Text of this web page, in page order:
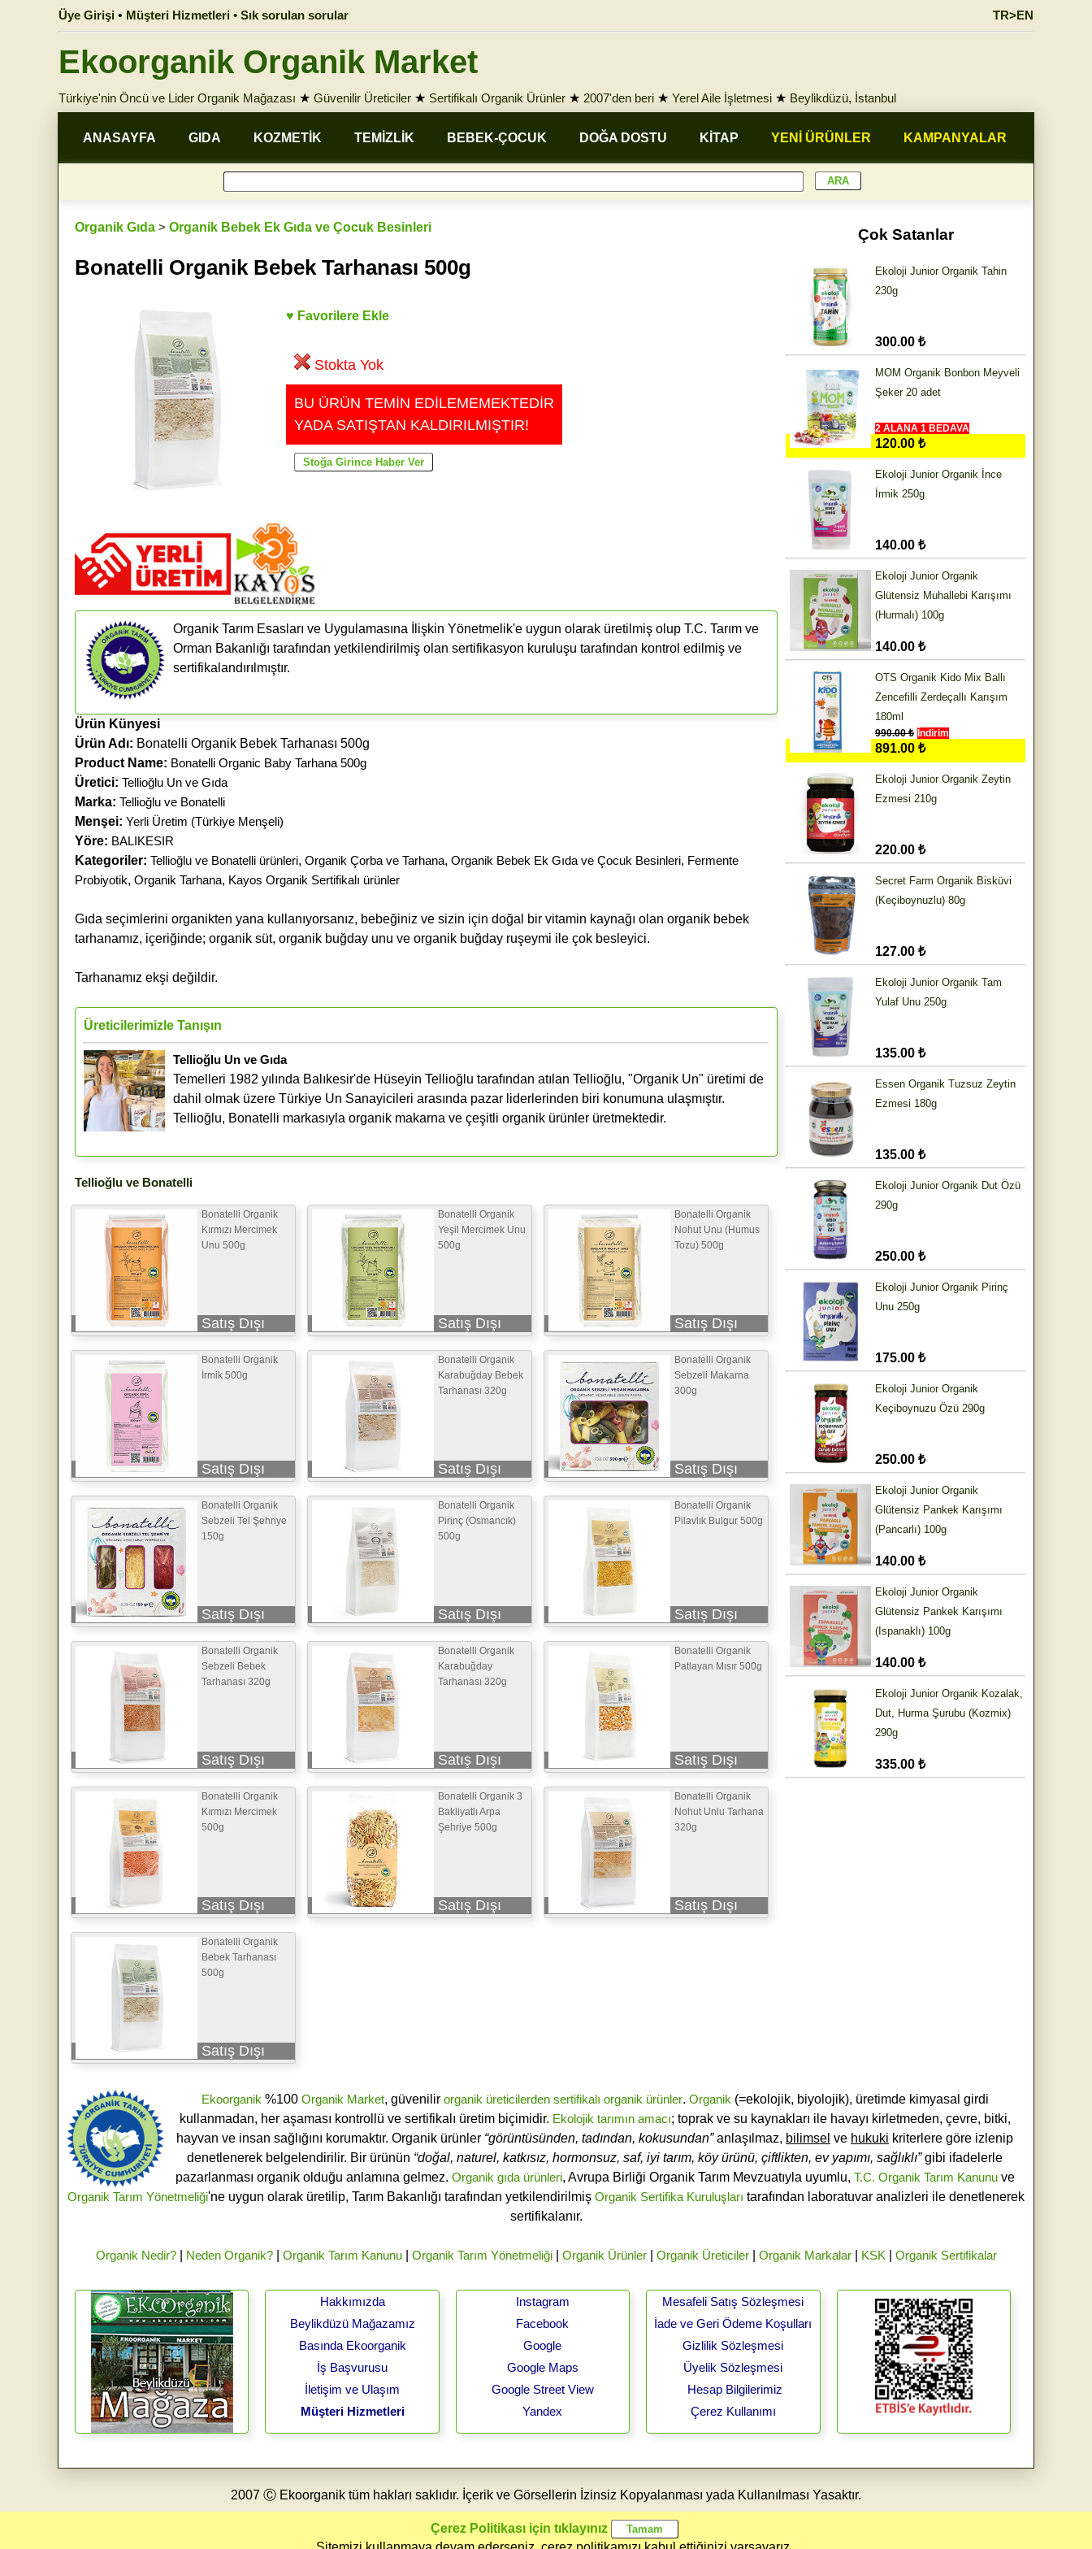
Üye Girişi • Müşteri Hizmetleri • Sık sorulan sorular TR>EN
Ekoorganik Organik Market
Türkiye'nin Öncü ve Lider Organik Mağazası ★ Güvenilir Üreticiler ★ Sertifikalı Organik Ürünler ★ 2007'den beri ★ Yerel Aile İşletmesi ★ Beylikdüzü, İstanbul
ANASAYFA GIDA KOZMETİK TEMİZLİK BEBEK-ÇOCUK DOĞA DOSTU KİTAP YENİ ÜRÜNLER KAMPANYALAR
Organik Gıda > Organik Bebek Ek Gıda ve Çocuk Besinleri
Bonatelli Organik Bebek Tarhanası 500g
♥ Favorilere Ekle
Stokta Yok
BU ÜRÜN TEMİN EDİLEMEMEKTEDİR
YADA SATIŞTAN KALDIRILMIŞTIR!
Organik Tarım Esasları ve Uygulamasına İlişkin Yönetmelik'e uygun olarak üretilmiş olup T.C. Tarım ve
Orman Bakanlığı tarafından yetkilendirilmiş olan sertifikasyon kuruluşu tarafından kontrol edilmiş ve
sertifikalandırılmıştır.
Ürün Künyesi
Ürün Adı: Bonatelli Organik Bebek Tarhanası 500g
Product Name: Bonatelli Organic Baby Tarhana 500g
Üretici: Tellioğlu Un ve Gıda
Marka: Tellioğlu ve Bonatelli
Menşei: Yerli Üretim (Türkiye Menşeli)
Yöre: BALIKESIR
Kategoriler: Tellioğlu ve Bonatelli ürünleri, Organik Çorba ve Tarhana, Organik Bebek Ek Gıda ve Çocuk Besinleri, Fermente
Probiyotik, Organik Tarhana, Kayos Organik Sertifikalı ürünler
Gıda seçimlerini organikten yana kullanıyorsanız, bebeğiniz ve sizin için doğal bir vitamin kaynağı olan organik bebek
tarhanamız, içeriğinde; organik süt, organik buğday unu ve organik buğday ruşeymi ile çok besleyici.
Tarhanamız ekşi değildir.
Üreticilerimizle Tanışın
Tellioğlu Un ve Gıda
Temelleri 1982 yılında Balıkesir'de Hüseyin Tellioğlu tarafından atılan Tellioğlu, "Organik Un" üretimi de
dahil olmak üzere Türkiye Un Sanayicileri arasında pazar liderlerinden biri konumuna ulaşmıştır.
Tellioğlu, Bonatelli markasıyla organik makarna ve çeşitli organik ürünler üretmektedir.
Tellioğlu ve Bonatelli
Bonatelli Organik
Kırmızı Mercimek
Unu 500g
Satış Dışı
Bonatelli Organik
Yeşil Mercimek Unu
500g
Satış Dışı
Bonatelli Organik
Nohut Unu (Humus
Tozu) 500g
Satış Dışı
Bonatelli Organik
İrmik 500g
Satış Dışı
Bonatelli Organik
Karabuğday Bebek
Tarhanası 320g
Satış Dışı
Bonatelli Organik
Sebzeli Makarna
300g
Satış Dışı
Bonatelli Organik
Sebzeli Tel Şehriye
150g
Satış Dışı
Bonatelli Organik
Pirinç (Osmancık)
500g
Satış Dışı
Bonatelli Organik
Pilavlık Bulgur 500g
Satış Dışı
Bonatelli Organik
Sebzeli Bebek
Tarhanası 320g
Satış Dışı
Bonatelli Organik
Karabuğday
Tarhanası 320g
Satış Dışı
Bonatelli Organik
Patlayan Mısır 500g
Satış Dışı
Bonatelli Organik
Kırmızı Mercimek
500g
Satış Dışı
Bonatelli Organik 3
Bakliyatlı Arpa
Şehriye 500g
Satış Dışı
Bonatelli Organik
Nohut Unlu Tarhana
320g
Satış Dışı
Bonatelli Organik
Bebek Tarhanası
500g
Satış Dışı
Çok Satanlar
Ekoloji Junior Organik Tahin
230g
300.00 ₺
MOM Organik Bonbon Meyveli
Şeker 20 adet
2 ALANA 1 BEDAVA
120.00 ₺
Ekoloji Junior Organik İnce
İrmik 250g
140.00 ₺
Ekoloji Junior Organik
Glütensiz Muhallebi Karışımı
(Hurmalı) 100g
140.00 ₺
OTS Organik Kido Mix Ballı
Zencefilli Zerdeçallı Karışım
180ml
990.00 ₺ İndirim
891.00 ₺
Ekoloji Junior Organik Zeytin
Ezmesi 210g
220.00 ₺
Secret Farm Organik Bisküvi
(Keçiboynuzlu) 80g
127.00 ₺
Ekoloji Junior Organik Tam
Yulaf Unu 250g
135.00 ₺
Essen Organik Tuzsuz Zeytin
Ezmesi 180g
135.00 ₺
Ekoloji Junior Organik Dut Özü
290g
250.00 ₺
Ekoloji Junior Organik Pirinç
Unu 250g
175.00 ₺
Ekoloji Junior Organik
Keçiboynuzu Özü 290g
250.00 ₺
Ekoloji Junior Organik
Glütensiz Pankek Karışımı
(Pancarlı) 100g
140.00 ₺
Ekoloji Junior Organik
Glütensiz Pankek Karışımı
(Ispanaklı) 100g
140.00 ₺
Ekoloji Junior Organik Kozalak,
Dut, Hurma Şurubu (Kozmix)
290g
335.00 ₺
Ekoorganik %100 Organik Market, güvenilir organik üreticilerden sertifikalı organik ürünler. Organik (=ekolojik, biyolojik), üretimde kimyasal girdi
kullanmadan, her aşaması kontrollü ve sertifikalı üretim biçimidir. Ekolojik tarımın amacı; toprak ve su kaynakları ile havayı kirletmeden, çevre, bitki,
hayvan ve insan sağlığını korumaktır. Organik ürünler “görüntüsünden, tadından, kokusundan”anlaşılmaz, bilimsel ve hukuki kriterlere göre izlenip
denetlenerek belgelendirilir. Bir ürünün “doğal, naturel, katkısız, hormonsuz, saf, iyi tarım, köy ürünü, çiftlikten, ev yapımı, sağlıklı”gibi ifadelerle
pazarlanması organik olduğu anlamına gelmez. Organik gıda ürünleri, Avrupa Birliği Organik Tarım Mevzuatıyla uyumlu, T.C. Organik Tarım Kanunuve
Organik Tarım Yönetmeliği'ne uygun olarak üretilip, Tarım Bakanlığı tarafından yetkilendirilmiş Organik Sertifika Kuruluşları tarafından laboratuvar analizleri ile denetlenerek
sertifikalanır.
Organik Nedir?| Neden Organik?| Organik Tarım Kanunu| Organik Tarım Yönetmeliği| Organik Ürünler| Organik Üreticiler| Organik Markalar| KSK Organik Sertifikalar
Hakkımızda
Beylikdüzü Mağazamız
Basında Ekoorganik
İş Başvurusu
İletişim ve Ulaşım
Müşteri Hizmetleri
Instagram
Facebook
Google
Google Maps
Google Street View
Yandex
Mesafeli Satış Sözleşmesi
İade ve Geri Ödeme Koşulları
Gizlilik Sözleşmesi
Üyelik Sözleşmesi
Hesap Bilgilerimiz
Çerez Kullanımı
Çerez Politikası için tıklayınız
2007 Ⓒ Ekoorganik tüm hakları saklıdır. İçerik ve Görsellerin İzinsiz Kopyalanması yada Kullanılması Yasaktır.